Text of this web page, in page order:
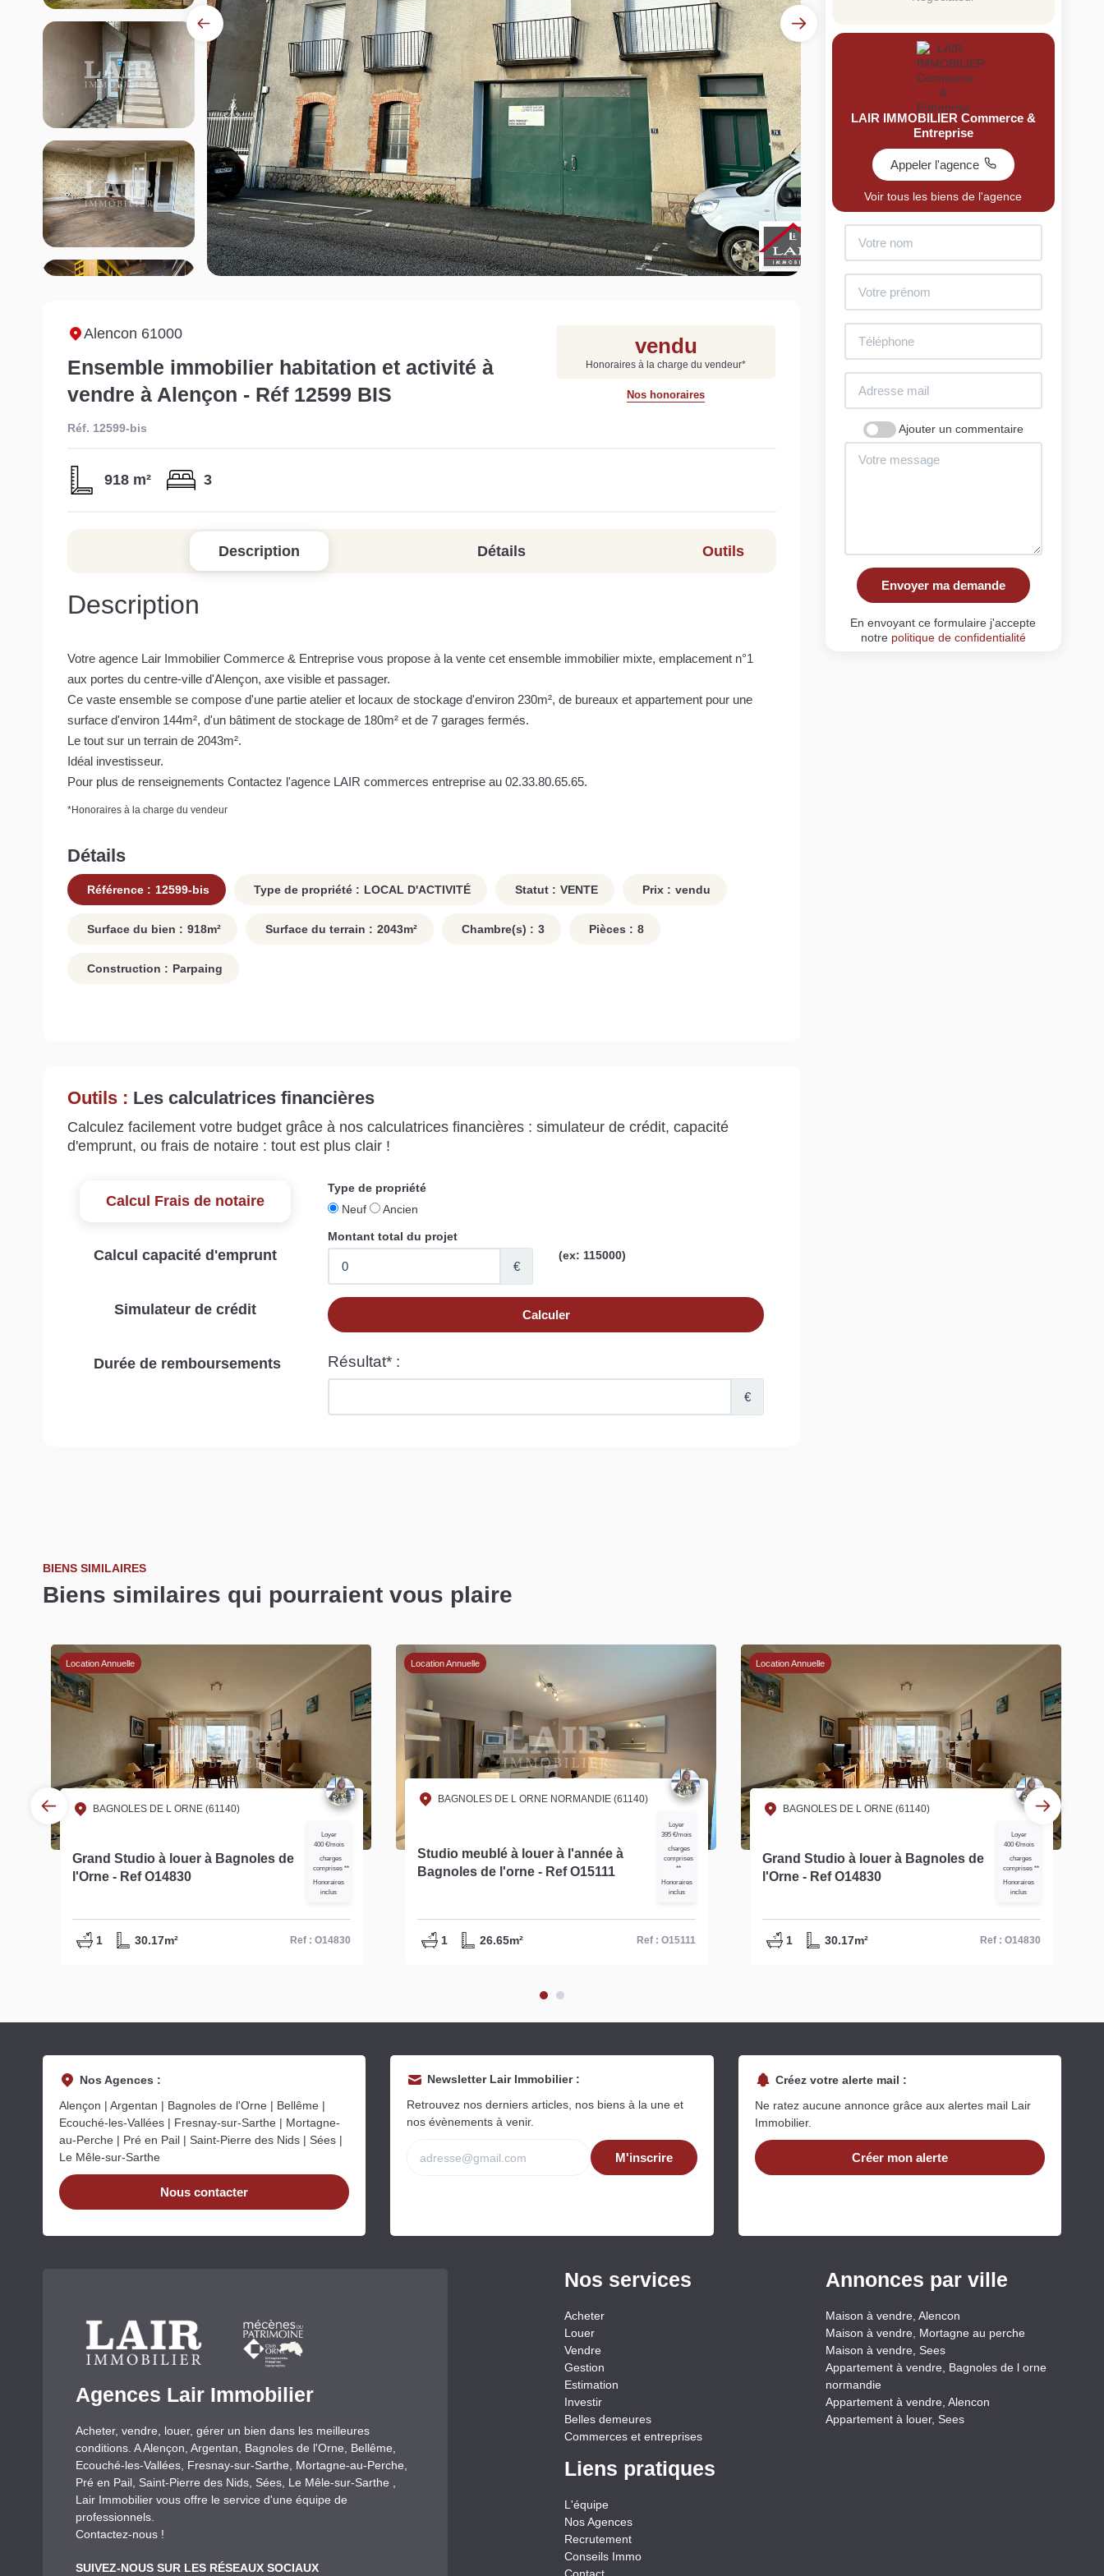
Gratuit
Estimez votre bien en ligne.
Rapide et gratuit, recevez votre estimation en
quelques clics.
Estimer mon bien maintenant
Alencon 61000
Ensemble immobilier habitation et activité à
vendre à Alençon - Réf 12599 BIS
Réf. 12599-bis
vendu
Honoraires à la charge du vendeur*
Nos honoraires
918 m² 3
Description Détails Outils
Description
Votre agence Lair Immobilier Commerce & Entreprise vous propose à la vente cet ensemble immobilier mixte, emplacement n°1
aux portes du centre-ville d'Alençon, axe visible et passager.
Ce vaste ensemble se compose d'une partie atelier et locaux de stockage d'environ 230m², de bureaux et appartement pour une
surface d'environ 144m², d'un bâtiment de stockage de 180m² et de 7 garages fermés.
Le tout sur un terrain de 2043m².
Idéal investisseur.
Pour plus de renseignements Contactez l'agence LAIR commerces entreprise au 02.33.80.65.65.
*Honoraires à la charge du vendeur
Détails
Référence : 12599-bis Type de propriété : LOCAL D'ACTIVITÉ Statut : VENTE Prix : vendu
Surface du bien : 918m² Surface du terrain : 2043m² Chambre(s) : 3 Pièces : 8
Construction : Parpaing
Outils : Les calculatrices financières
Calculez facilement votre budget grâce à nos calculatrices financières : simulateur de crédit, capacité
d'emprunt, ou frais de notaire : tout est plus clair !
Calcul Frais de notaire
Calcul capacité d'emprunt
Simulateur de crédit
Durée de remboursements
LAIR IMMOBILIER Commerce &
Entreprise
Appeler l'agence
Voir tous les biens de l'agence
Ajouter un commentaire
Envoyer ma demande
En envoyant ce formulaire j'accepte
notre politique de confidentialité
BIENS SIMILAIRES
Biens similaires qui pourraient vous plaire
Location Annuelle
BAGNOLES DE L ORNE (61140)
Grand Studio à louer à Bagnoles de
l'Orne - Ref O14830
Loyer
400 €/mois
charges
comprises **
Honoraires
inclus
1 30.17m² Ref : O14830
Location Annuelle
BAGNOLES DE L ORNE NORMANDIE (61140)
Studio meublé à louer à l'année à
Bagnoles de l'orne - Ref O15111
Loyer
395 €/mois
charges
comprises
**
Honoraires
inclus
1 26.65m² Ref : O15111
Location Annuelle
BAGNOLES DE L ORNE (61140)
Grand Studio à louer à Bagnoles de
l'Orne - Ref O14830
Loyer
400 €/mois
charges
comprises **
Honoraires
inclus
1 30.17m² Ref : O14830
Nos Agences :
Alençon | Argentan | Bagnoles de l'Orne | Bellême |
Ecouché-les-Vallées | Fresnay-sur-Sarthe | Mortagne-
au-Perche | Pré en Pail | Saint-Pierre des Nids | Sées |
Le Mêle-sur-Sarthe
Nous contacter
Newsletter Lair Immobilier :
Retrouvez nos derniers articles, nos biens à la une et
nos évènements à venir.
M'inscrire
Créez votre alerte mail :
Ne ratez aucune annonce grâce aux alertes mail Lair
Immobilier.
Créer mon alerte
Agences Lair Immobilier
Acheter, vendre, louer, gérer un bien dans les meilleures
conditions. A Alençon, Argentan, Bagnoles de l'Orne, Bellême,
Ecouché-les-Vallées, Fresnay-sur-Sarthe, Mortagne-au-Perche,
Pré en Pail, Saint-Pierre des Nids, Sées, Le Mêle-sur-Sarthe ,
Lair Immobilier vous offre le service d'une équipe de
professionnels.
Contactez-nous !
SUIVEZ-NOUS SUR LES RÉSEAUX SOCIAUX
Nos services
Acheter
Louer
Vendre
Gestion
Estimation
Investir
Belles demeures
Commerces et entreprises
Liens pratiques
L'équipe
Nos Agences
Recrutement
Conseils Immo
Annonces par ville
Maison à vendre, Alencon
Maison à vendre, Mortagne au perche
Maison à vendre, Sees
Appartement à vendre, Bagnoles de l orne
normandie
Appartement à vendre, Alencon
Appartement à louer, Sees